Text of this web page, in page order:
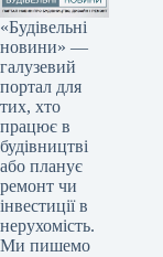
«Будівельні
новини» —
галузевий
портал для
тих, хто
працює в
будівництві
або планує
ремонт чи
інвестиції в
нерухомість.
Ми пишемо